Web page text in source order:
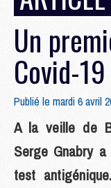
Un
Covid-
Publié le mardi 6 avril
A la veille de
Serge Gnabry
test